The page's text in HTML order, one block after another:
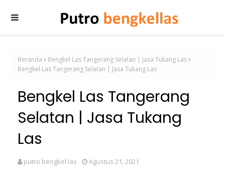
Beranda
Bengkel Las Tangerang Selatan | Jasa Tukang Las
Bengkel Las Tangerang Selatan | Jasa Tukang Las
Bengkel Las Tangerang
Selatan | Jasa Tukang
Las
putro bengkel las Agustus 21, 2021